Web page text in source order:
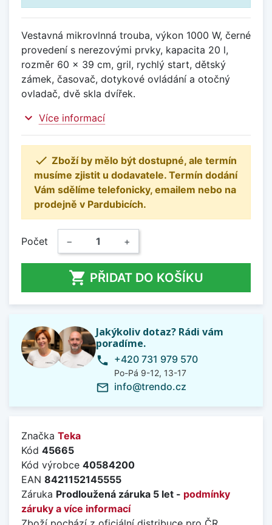
Vestavná mikrovlnná trouba, výkon 1000 W, černé
provedení s nerezovými prvky, kapacita 20 l,
rozměr 60 x 39 cm, gril, rychlý start, dětský
zámek, časovač, dotykové ovládání a otočný
ovladač, dvě skla dvířek.
expand_more Více informací
 Zboží by mělo být dostupné, ale termín
musíme zjistit u dodavatele. Termín dodání
Vám sdělíme telefonicky, emailem nebo na
prodejně v Pardubicích.
Počet − +
 PŘIDAT DO KOŠÍKU
Jakýkoliv dotaz? Rádi vám
poradíme.
phone +420 731 979 570
Po-Pá 9-12, 13-17
mail_outline info@trendo.cz
Značka Teka
Kód 45665
Kód výrobce 40584200
EAN 8421152145555
Záruka Prodloužená záruka 5 let - podmínky
záruky a více informací